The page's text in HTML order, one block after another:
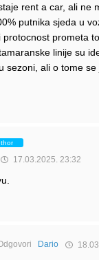
rent a car, ali ne
putnika sjeda u
prometa
linije su
sezoni, ali o tome se
17.03.2025. 23:32
Dario